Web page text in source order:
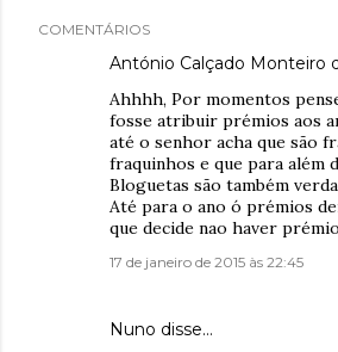
COMENTÁRIOS
António Calçado Monteiro
Ahhhh, Por momentos
fosse atribuir prémios aos
até o senhor acha que são
fraquinhos e que para além
Bloguetas são também
Até para o ano ó prémios
que decide nao haver
17 de janeiro de 2015 às 22:45
Nuno disse…